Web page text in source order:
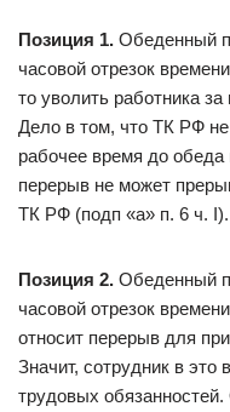
Позиция 1. Обеденный
часовой отрезок
то уволить работника
Дело в том, что ТК РФ
рабочее время до
перерыв не может
ТК РФ (подп «а» п. 6 ч. I).
Позиция 2. Обеденный
часовой отрезок
относит перерыв для
Значит, сотрудник в это
трудовых